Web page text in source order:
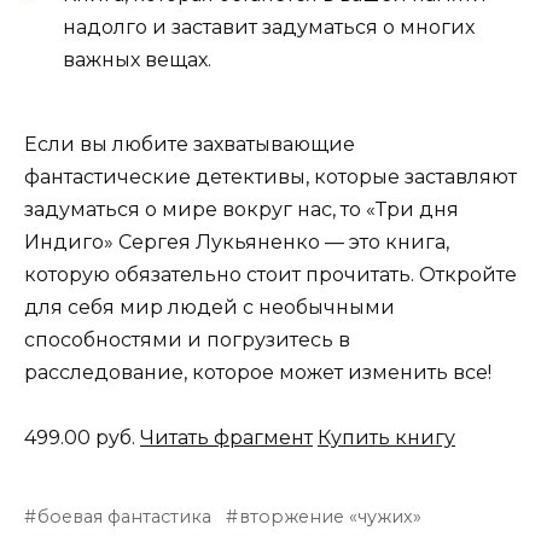
надолго и заставит задуматься о многих
важных вещах.
Если вы любите захватывающие
фантастические детективы, которые заставляют
задуматься о мире вокруг нас, то «Три дня
Индиго» Сергея Лукьяненко — это книга,
которую обязательно стоит прочитать. Откройте
для себя мир людей с необычными
способностями и погрузитесь в
расследование, которое может изменить все!
499.00 руб. Читать фрагмент Купить книгу
боевая фантастика
вторжение «чужих»